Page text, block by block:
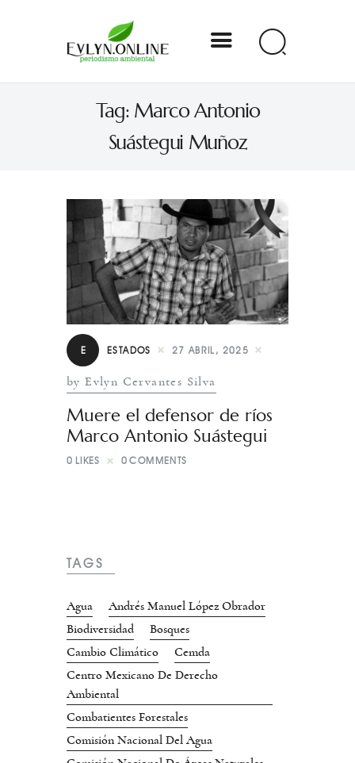
Tag: Marco Antonio
Suástegui Muñoz
Evlyn Online
Periodismo para autogobernarse
Nacional
Estados
Especial
Opinión
E ESTADOS 27 ABRIL, 2025
by Evlyn Cervantes Silva
Muere el defensor de ríos
Marco Antonio Suástegui
0 LIKES 0 COMMENTS
TAGS
Agua
Andrés Manuel López Obrador
Biodiversidad
Bosques
Cambio Climático
Cemda
Centro Mexicano De Derecho
Ambiental
Combatientes Forestales
Comisión Nacional Del Agua